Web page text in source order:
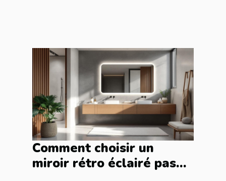
Comment choisir un
miroir rétro éclairé pas